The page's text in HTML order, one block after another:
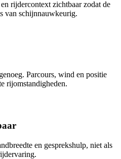
rijdercontext zichtbaar zodat de
van schijnnauwkeurig.
Parcours, wind en positie
rijomstandigheden.
en gesprekshulp, niet als